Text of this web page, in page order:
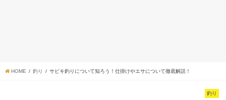
HOME 釣り サビキ釣りについて知ろう！仕掛けやエサについて徹底解説！
釣り